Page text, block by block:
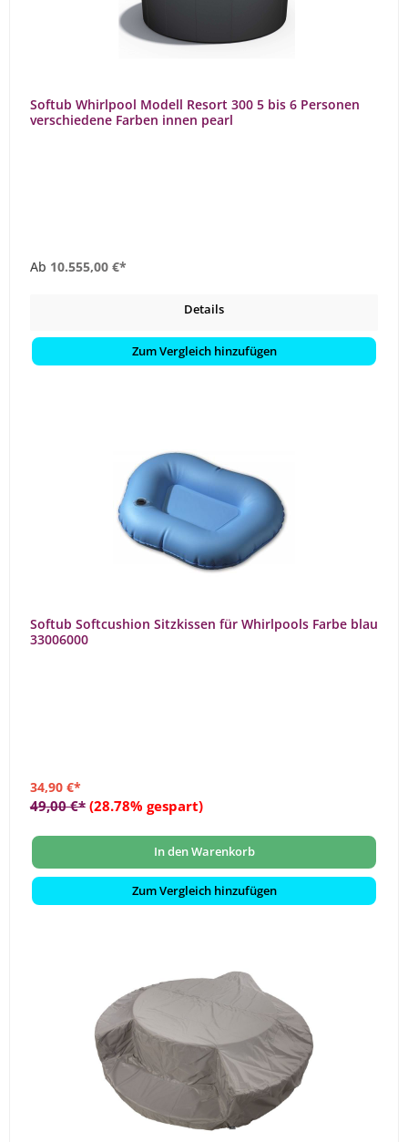
Softub Whirlpool Modell Resort 300 5 bis 6 Personen
verschiedene Farben innen pearl
Ab 10.555,00 €*
Details
Zum Vergleich hinzufügen
Softub Softcushion Sitzkissen für Whirlpools Farbe blau
33006000
34,90 €*
49,00 €* (28.78% gespart)
In den Warenkorb
Zum Vergleich hinzufügen